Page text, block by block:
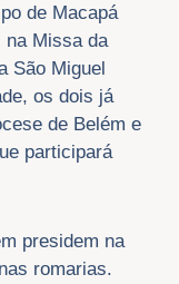
de Macapá
na Missa da
São Miguel
os dois já
de Belém e
participará
presidem na
romarias.